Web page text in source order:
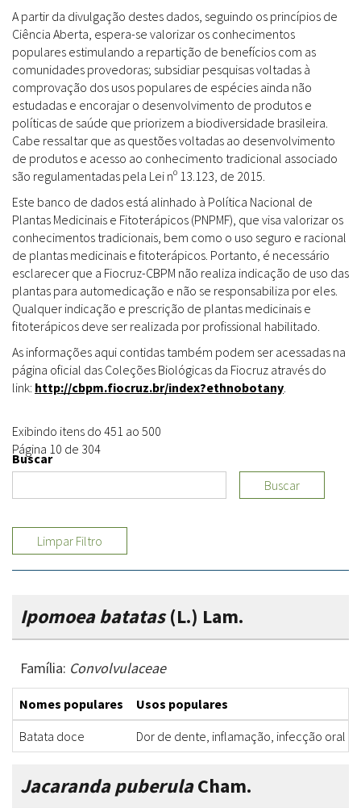
A partir da divulgação destes dados, seguindo os princípios de
Ciência Aberta, espera-se valorizar os conhecimentos
populares estimulando a repartição de benefícios com as
comunidades provedoras; subsidiar pesquisas voltadas à
comprovação dos usos populares de espécies ainda não
estudadas e encorajar o desenvolvimento de produtos e
políticas de saúde que priorizem a biodiversidade brasileira.
Cabe ressaltar que as questões voltadas ao desenvolvimento
de produtos e acesso ao conhecimento tradicional associado
são regulamentadas pela Lei nº 13.123, de 2015.
Este banco de dados está alinhado à Política Nacional de
Plantas Medicinais e Fitoterápicos (PNPMF), que visa valorizar os
conhecimentos tradicionais, bem como o uso seguro e racional
de plantas medicinais e fitoterápicos. Portanto, é necessário
esclarecer que a Fiocruz-CBPM não realiza indicação de uso das
plantas para automedicação e não se responsabiliza por eles.
Qualquer indicação e prescrição de plantas medicinais e
fitoterápicos deve ser realizada por profissional habilitado.
As informações aqui contidas também podem ser acessadas na
página oficial das Coleções Biológicas da Fiocruz através do
link: http://cbpm.fiocruz.br/index?ethnobotany.
Exibindo itens do 451 ao 500
Página 10 de 304
Buscar
Buscar
Limpar Filtro
Ipomoea batatas(L.) Lam.
Família: Convolvulaceae
Nomes populares Usos populares
Batata doce
Dor de dente, inflamação, infecção oral
Jacaranda puberulaCham.